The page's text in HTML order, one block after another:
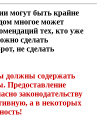
могут быть крайне
многое может
тех, кто уже
сделать
не сделать
должны содержать
Предоставление
законодательству
а в некоторых